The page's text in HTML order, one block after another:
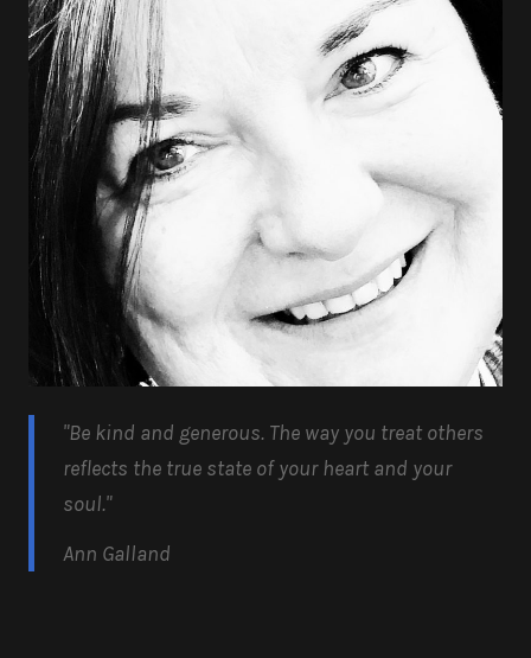
"Be kind and generous. The way you treat others
reflects the true state of your heart and your
soul."
Ann Galland